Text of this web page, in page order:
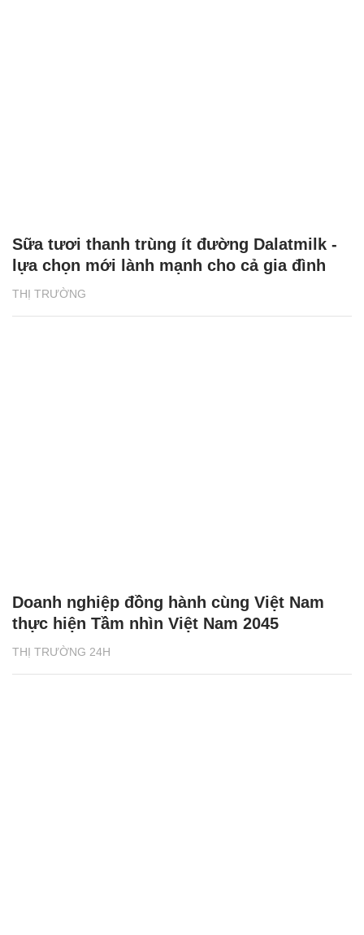
THỊ TRƯỜNG
Sữa tươi thanh trùng ít đường Dalatmilk -
lựa chọn mới lành mạnh cho cả gia đình
THỊ TRƯỜNG 24H
Doanh nghiệp đồng hành cùng Việt Nam
thực hiện Tầm nhìn Việt Nam 2045